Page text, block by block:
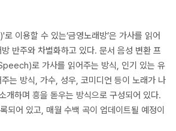
이용할 수 있는‘금영노래방’은 가사를 읽어
반주와 차별화하고 있다. 문서 음성 변환 프
로 가사를 읽어주는 방식, 인기 있는 유
는 방식, 가수, 성우, 코미디언 등이 노래가 나
개하며 흥을 돋우는 방식으로 구성되어 있다.
되어 있고, 매월 수백 곡이 업데이트될 예정이